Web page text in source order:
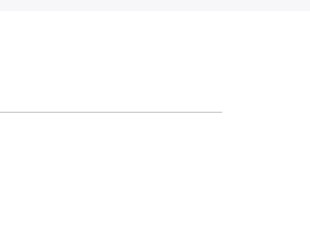
หญ่ รับจ้างทำโฆษณา สินค้า บ้าน
ารับโพสอสังหา ทีมงาน บริํษัทใหญ่
ว็บขายบ้าน รับโพสอสังหา ติดหน้าแรกกูเกิ้ล ทีมงาน บริํษัทใหญ่ รับประกันผลงาน ที่เดียวในเมือง